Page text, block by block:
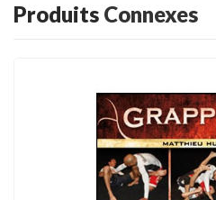
Produits Connexes